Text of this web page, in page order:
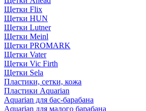
Щетки Flix
Щетки HUN
Щетки Lutner
Щетки Meinl
Щетки PROMARK
Щетки Vater
Щетки Vic Firth
Щетки Sela
Пластики, сетки, кожа
Пластики Aquarian
Aquarian для бас-барабана
Aquarian для малого барабана